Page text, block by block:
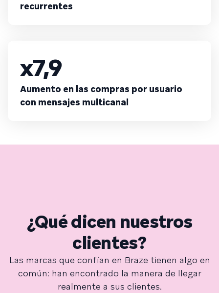
recurrentes
x7,9
Aumento en las compras por usuario
con mensajes multicanal
¿Qué dicen nuestros
clientes?
Las marcas que confían en Braze tienen algo en
común: han encontrado la manera de llegar
realmente a sus clientes.